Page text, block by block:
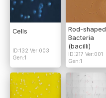
Cells
ID:132 Ver:003
Gen:1
Rod-shaped
Bacteria
(bacilli)
ID:217 Ver:001
Gen:1